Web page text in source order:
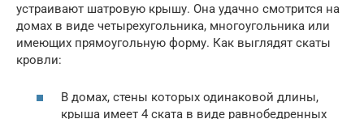
устраивают шатровую крышу. Она удачно смотрится на
домах в виде четырехугольника, многоугольника или
имеющих прямоугольную форму. Как выглядят скаты
кровли:
В домах, стены которых одинаковой длины,
крыша имеет 4 ската в виде равнобедренных